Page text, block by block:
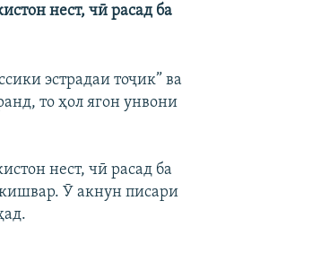
нест, чӣ расад ба
эстрадаи тоҷик” ва
то ҳол ягон унвони
нест, чӣ расад ба
Ӯ акнун писари